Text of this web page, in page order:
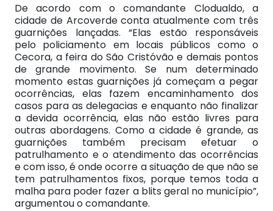
De acordo com o comandante Clodualdo, a
cidade de Arcoverde conta atualmente com três
guarnições lançadas. “Elas estão responsáveis
pelo policiamento em locais públicos como o
Cecora, a feira do São Cristóvão e demais pontos
de grande movimento. Se num determinado
momento estas guarnições já começam a pegar
ocorrências, elas fazem encaminhamento dos
casos para as delegacias e enquanto não finalizar
a devida ocorrência, elas não estão livres para
outras abordagens. Como a cidade é grande, as
guarnições também precisam efetuar o
patrulhamento e o atendimento das ocorrências
e com isso, é onde ocorre a situação de que não se
tem patrulhamentos fixos, porque temos toda a
malha para poder fazer a blits geral no município”,
argumentou o comandante.